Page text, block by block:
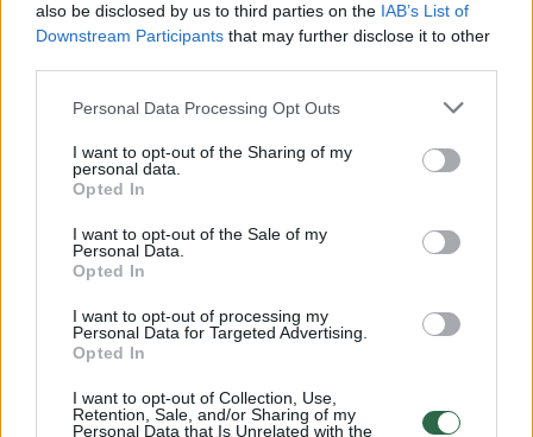
also be disclosed by us to third parties on the IAB’s List of
Downstream Participants that may further disclose it to other
Personal Data Processing Opt Outs
I want to opt-out of the Sharing of my
personal data.
Opted In
I want to opt-out of the Sale of my
Personal Data.
Opted In
I want to opt-out of processing my
Personal Data for Targeted Advertising.
Opted In
I want to opt-out of Collection, Use,
Retention, Sale, and/or Sharing of my
Personal Data that Is Unrelated with the
00:00:30
Vaizdai iš tragiškos avarijos Vilniaus r.: dviejų moterų ir
vaiko gyvybių išgelbėti nepavyko
Žinios | Lietuvos diena
Savaitės vidurys nusimato karštas: temperatūra kils iki
32 laipsnių šilumos
Žinios | Orai
00:00:59
Nufilmavo, kaip patvino Vilniaus Vakarinis aplinkkelis:
Žinios | Lietuvos diena